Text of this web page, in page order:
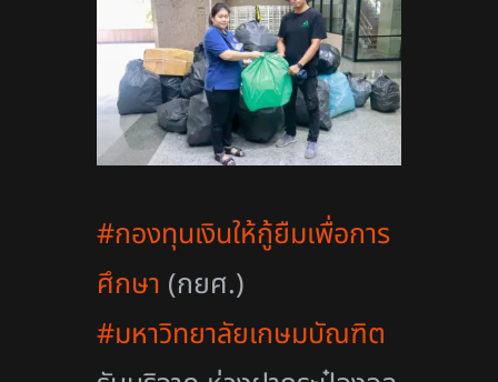
#กองทุนเงินให้กู้ยืมเพื่อการ
ศึกษา (กยศ.)
#มหาวิทยาลัยเกษมบัณฑิต